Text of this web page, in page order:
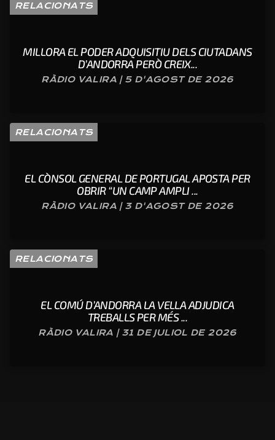
RELACIONATS
MILLORA EL PODER ADQUISITIU DELS CIUTADANS
D’ANDORRA PERÒ CREIX...
RÀDIO VALIRA | 5 D'AGOST DE 2026
RELACIONATS
EL CÒNSOL GENERAL DE PORTUGAL APOSTA PER
OBRIR “UN CAMP AMPLI ...
RÀDIO VALIRA | 3 D'AGOST DE 2026
RELACIONATS
EL COMÚ D’ANDORRA LA VELLA ADJUDICA
TREBALLS PER MÉS ...
RÀDIO VALIRA | 31 DE JULIOL DE 2026